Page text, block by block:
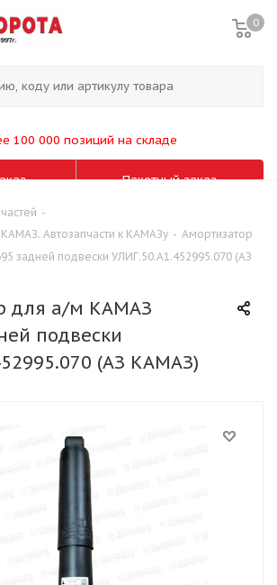
0
100 000 позиций на складе
Пакетный заказ
-
Автозапчасти к КАМАЗу - Амортизатор
задней подвески УЛИГ.50.А1.452995.070 (АЗ
для а/м КАМАЗ
подвески
(АЗ КАМАЗ)